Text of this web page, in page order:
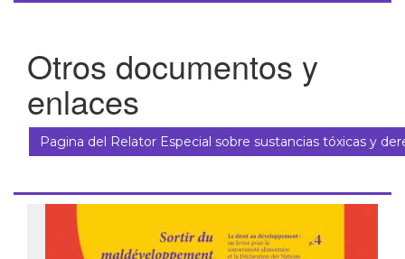
Otros documentos y
enlaces
Pagina del Relator Especial sobre sustancias tóxicas y